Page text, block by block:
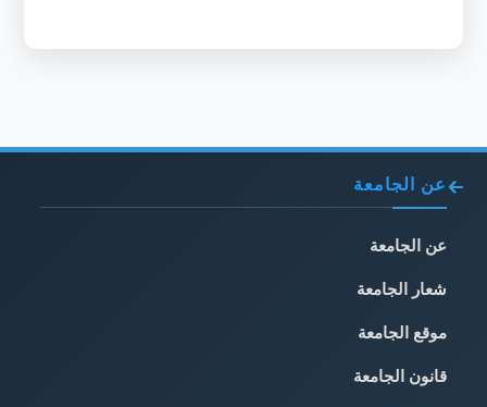
عن الجامعة
عن الجامعة
شعار الجامعة
موقع الجامعة
قانون الجامعة